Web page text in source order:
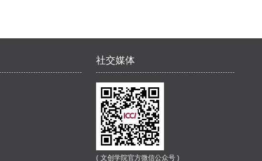
社交媒体
( 文创学院官方微信公众号 )